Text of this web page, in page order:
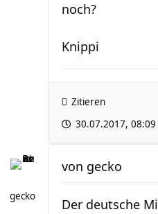
noch?
Knippi
Zitieren
30.07.2017, 08:09
gecko
von gecko
Der deutsche